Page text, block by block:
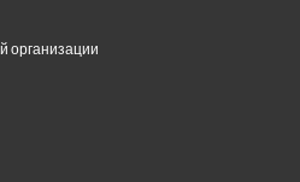
организации